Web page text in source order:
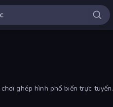
ghép hình phổ biến trực tuyến.